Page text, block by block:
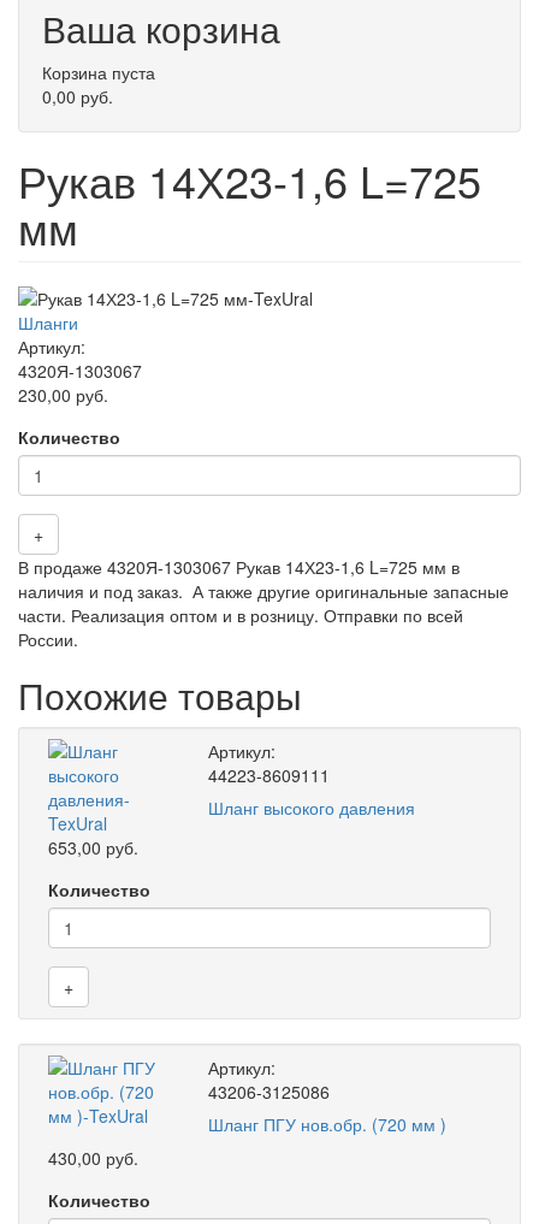
Ваша корзина
Корзина пуста
0,00 руб.
Рукав 14Х23-1,6 L=725
мм
Шланги
Артикул:
4320Я-1303067
230,00 руб.
Количество
+
В продаже 4320Я-1303067 Рукав 14Х23-1,6 L=725 мм в
наличия и под заказ. А также другие оригинальные запасные
части. Реализация оптом и в розницу. Отправки по всей
России.
Похожие товары
Артикул:
44223-8609111
Шланг высокого давления
653,00 руб.
Количество
+
Артикул:
43206-3125086
Шланг ПГУ нов.обр. (720 мм )
430,00 руб.
Количество